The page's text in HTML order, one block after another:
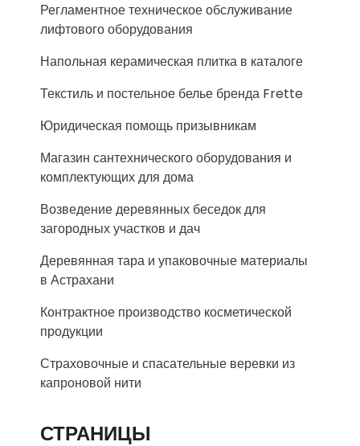
Регламентное техническое обслуживание
лифтового оборудования
Напольная керамическая плитка в каталоге
Текстиль и постельное белье бренда Frette
Юридическая помощь призывникам
Магазин сантехнического оборудования и
комплектующих для дома
Возведение деревянных беседок для
загородных участков и дач
Деревянная тара и упаковочные материалы
в Астрахани
Контрактное производство косметической
продукции
Страховочные и спасательные веревки из
капроновой нити
СТРАНИЦЫ